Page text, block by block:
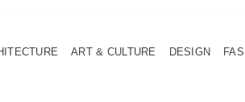
ART & CULTURE DESIGN